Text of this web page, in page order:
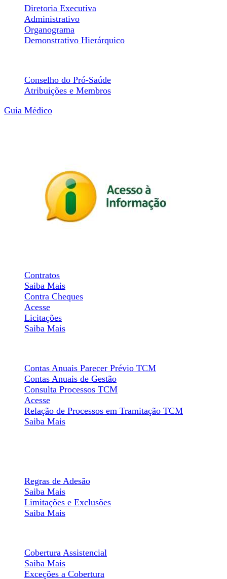
Diretoria Executiva
Administrativo
Organograma
Demonstrativo Hierárquico
Conselho do Pró-Saúde
Atribuições e Membros
Guia Médico
Contratos
Saiba Mais
Contra Cheques
Acesse
Licitações
Saiba Mais
Contas Anuais Parecer Prévio TCM
Contas Anuais de Gestão
Consulta Processos TCM
Acesse
Relação de Processos em Tramitação TCM
Saiba Mais
Regras de Adesão
Saiba Mais
Limitações e Exclusões
Saiba Mais
Cobertura Assistencial
Saiba Mais
Exceções a Cobertura